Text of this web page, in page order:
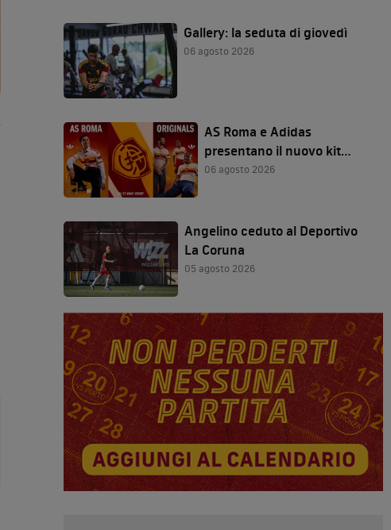
Gallery: la seduta di giovedì
06 agosto 2026
AS Roma e Adidas
presentano il nuovo kit
away per la stagione
06 agosto 2026
Angelino ceduto al Deportivo
La Coruna
05 agosto 2026